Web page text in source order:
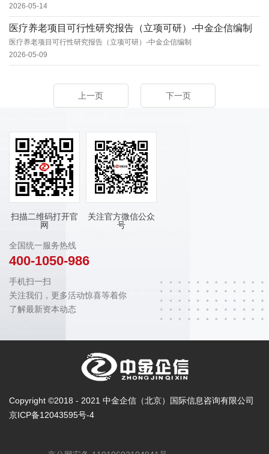
2026-05-14
医疗养老项目可行性研究报告（立项可研）-中金企信编制
医疗养老项目可行性研究报告（立项可研）-中金企信编制
2026-05-09
上一页 下一页
扫描二维码打开官
网
关注官方微信公众
号
全国统一服务热线
400-1050-986
手机扫一扫
关注我们，更多活动惊喜等着你
了解最新资本动态
Copyright ©2018 - 2021 中金企信（北京）国际信息咨询有限公司
京ICP备12043595号-4